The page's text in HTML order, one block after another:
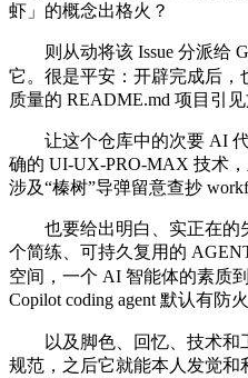
虾」的概念出格火？
则从动将该 Issue 分派给
它。很是平安：开辟完成后，
质量的 README.md 项目引见
让这个仓库中的次要 AI 代办
确的 UI-UX-PRO-MAX 技术
涉及“榛树”导弹留意查抄
也要给出明白、实正在的失
个简练、可持久复用的
空间，一个 AI 智能体的素质
Copilot coding agent 默认有防
以及脚色、回忆、技术和工
规范，之后它就能本人发觉和